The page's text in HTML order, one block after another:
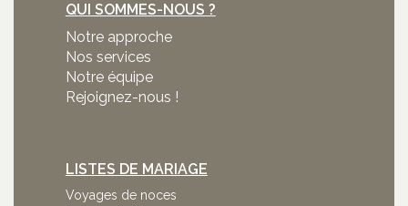
QUI SOMMES-NOUS ?
Notre approche
Nos services
Notre équipe
Rejoignez-nous !
LISTES DE MARIAGE
Voyages de noces